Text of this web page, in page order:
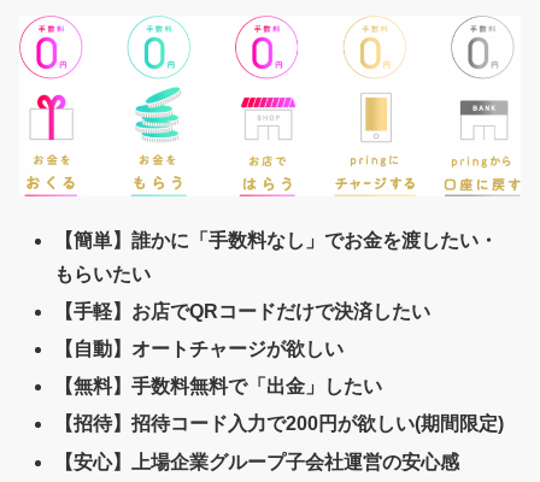
【簡単】誰かに「手数料なし」でお金を渡したい・
もらいたい
【手軽】お店でQRコードだけで決済したい
【自動】オートチャージが欲しい
【無料】手数料無料で「出金」したい
【招待】招待コード入力で200円が欲しい(期間限定)
【安心】上場企業グループ子会社運営の安心感